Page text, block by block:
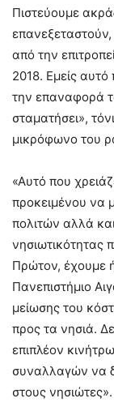
Πιστεύουμε
από την
2018. Εμείς αυτό
την επαναφορά
σταματήσει»,
μικρόφωνο του
«Αυτό που
προκειμένου να
πολιτών αλλά
νησιωτικότητας
Πρώτον, έχουμε
Πανεπιστήμιο
μείωσης του
προς τα νησιά.
επιπλέον
συναλλαγών να
στους νησιώτες».